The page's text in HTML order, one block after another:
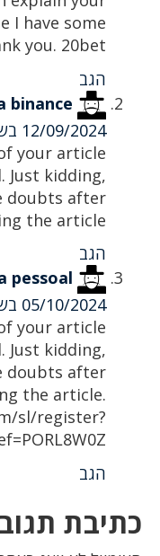
I have some
you. 20bet
הגב
binance
12/09/2024 בשעה 06:06
your article
Just kidding,
doubts after
the article.
הגב
pessoal
05/10/2024 בשעה 02:11
your article
Just kidding,
doubts after
the article.
sl/register?
הגב
כתיבת